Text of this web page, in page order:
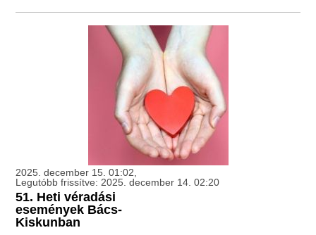
2025. december 15. 01:02,
Legutóbb frissítve: 2025. december 14. 02:20
51. Heti véradási
események Bács-
Kiskunban